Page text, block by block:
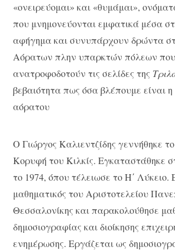
«ονειρεύομαι» και «θυμάμαι»,
που μνημονεύονται εμφατικά μέσα
αφήγημα και συνυπάρχουν δρώντα
Αόρατων πλην υπαρκτών πόλεων που
ανατροφοδοτούν τις σελίδες της
βεβαιότητα πως όσα βλέπουμε είναι
αόρατου
O Γιώργος Καλιεντζίδης γεννήθηκε
Κορυφή του Κιλκίς. Εγκαταστάθηκε
το 1974, όπου τέλειωσε το Η΄ Λύκειο.
μαθηματικός του Αριστοτελείου
Θεσσαλονίκης και παρακολούθησε
δημοσιογραφίας και διοίκησης
ενημέρωσης. Εργάζεται ως